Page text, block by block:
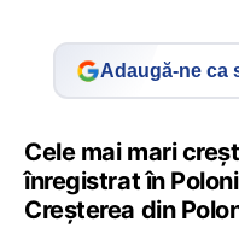
Adaugă-ne ca
Cele mai mari
înregistrat în
Creșterea din